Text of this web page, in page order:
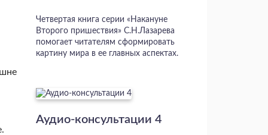
Четвертая книга серии «Накануне
Второго пришествия» С.Н.Лазарева
помогает читателям сформировать
картину мира в ее главных аспектах.
Аудио-консультации 4